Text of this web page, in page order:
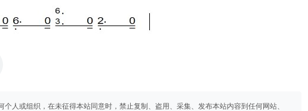
人或组织，在未征得本站同意时，禁止复制、盗用、采集、发布本站内容到任何网站、